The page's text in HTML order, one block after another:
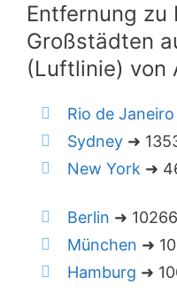
Entfernung zu
Großstädten
(Luftlinie) von
Rio de Janeiro
Sydney ➜
New York ➜
Berlin ➜
München ➜
Hamburg ➜